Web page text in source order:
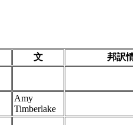
文 邦訳
Amy
Timberlake